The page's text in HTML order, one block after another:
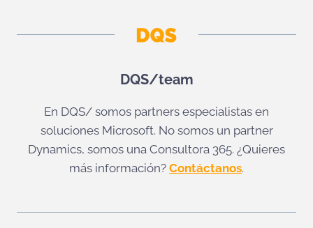
DQS/team
En DQS/ somos partners especialistas en
soluciones Microsoft. No somos un partner
Dynamics, somos una Consultora 365. ¿Quieres
más información? Contáctanos.